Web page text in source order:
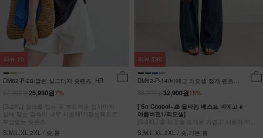
DM62-P-28/발렌 실크터치 숏팬츠_HR
7%
25,950원
[S-2XL] 실크를 입은 듯 부드러운,입자마자
살에 닿는 감촉이 너무 시원해!기장선택으로
부담없는 숏팬츠
S,M,L,XL,2XL / 숏,롱
리뷰 10
DM62-P-14/비에고 리오셀 절개 팬츠
15%
32,900원
[ So Cooool~🧊 올타임 베스트 비에고 #
여름버전1/리오셀]
[S-2XL] 쿨 리오셀 소재로 가볍고 시원하게!
사이드 절개 쿨링 데님팬츠
S,M,L,XL,2XL / 숏,기본,롱
리뷰 330